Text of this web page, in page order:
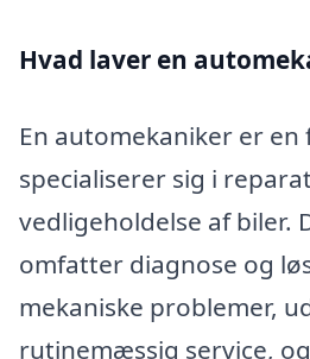
Hvad laver en
En automekaniker er
specialiserer sig i
vedligeholdelse af biler.
omfatter diagnose og
mekaniske problemer,
rutinemæssig service,